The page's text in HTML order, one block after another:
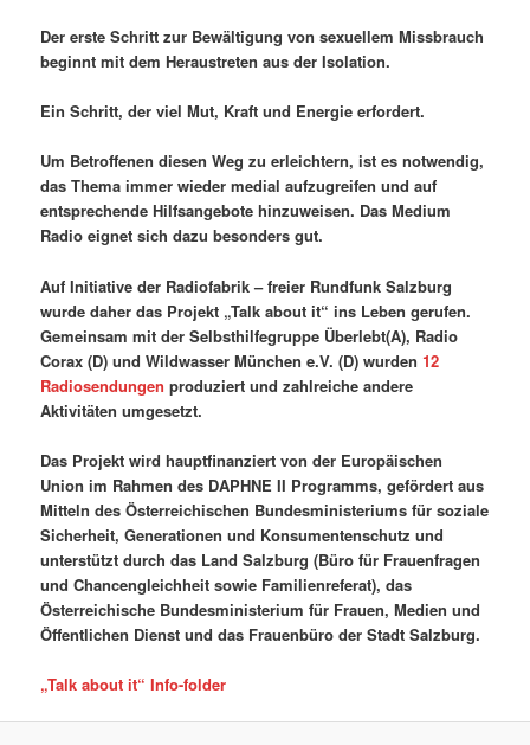
Der erste Schritt zur Bewältigung von sexuellem Missbrauch
beginnt mit dem Heraustreten aus der Isolation.
Ein Schritt, der viel Mut, Kraft und Energie erfordert.
Um Betroffenen diesen Weg zu erleichtern, ist es notwendig,
das Thema immer wieder medial aufzugreifen und auf
entsprechende Hilfsangebote hinzuweisen. Das Medium
Radio eignet sich dazu besonders gut.
Auf Initiative der Radiofabrik – freier Rundfunk Salzburg
wurde daher das Projekt „Talk about it“ ins Leben gerufen.
Gemeinsam mit der Selbsthilfegruppe Überlebt(A), Radio
Corax (D) und Wildwasser München e.V. (D) wurden12
Radiosendungen produziert und zahlreiche andere
Aktivitäten umgesetzt.
Das Projekt wird hauptfinanziert von der Europäischen
Union im Rahmen des DAPHNE II Programms, gefördert aus
Mitteln des Österreichischen Bundesministeriums für soziale
Sicherheit, Generationen und Konsumentenschutz und
unterstützt durch das Land Salzburg (Büro für Frauenfragen
und Chancengleichheit sowie Familienreferat), das
Österreichische Bundesministerium für Frauen, Medien und
Öffentlichen Dienst und das Frauenbüro der Stadt Salzburg.
„Talk about it“ Info-folder